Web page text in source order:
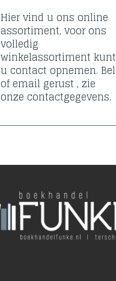
Hier vind u ons online
assortiment, voor ons
volledig
winkelassortiment kunt
u contact opnemen. Bel
of email gerust , zie
onze contactgegevens.